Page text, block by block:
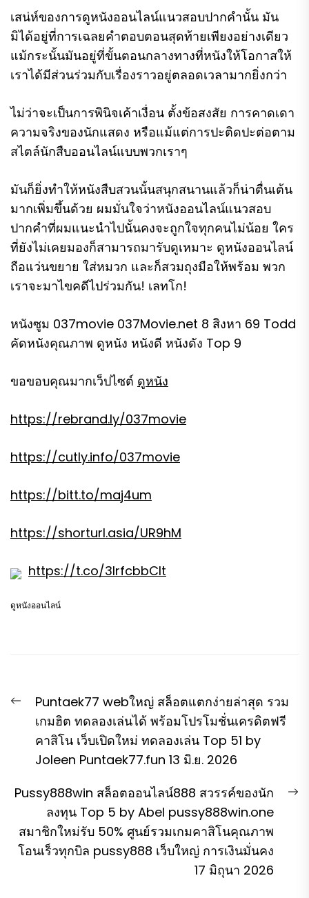
เสน่ห์ของการดูหนังออนไลน์แนวสอบปากคำนั้น มัน
มิได้อยู่ที่การเฉลยคำตอบตอนสุดท้ายเพียงอย่างเดียว
แม้กระนั้นมันอยู่ที่ขั้นตอนกลางทางที่หนังให้โอกาสให้
เราได้มีส่วนร่วมกับเรื่องราวอยู่ตลอดเวลามากยิ่งกว่า
ไม่ว่าจะเป็นการพินิจเค้าเงื่อน ตั้งข้อสงสัย การคาดเดา
ความจริงของนักแสดง หรือแม้แต่การปะติดปะต่อตาม
สไตล์นักสืบออนไลน์แบบพวกเราๆ
มันก็ยิ่งทำให้หนังสืบสวนนั้นสนุกสนานแล้วก็น่าตื่นเต้น
มากเพิ่มขึ้นด้วย ผมมั่นใจว่าหนังออนไลน์แนวสอบ
ปากคำที่ผมแนะนำไปนั้นคงจะถูกใจทุกคนไม่น้อย ใคร
ที่ยังไม่เคยมองก็สามารถมารับดูเหมาะ ดูหนังออนไลน์
ถือแว่นขยาย ใส่หมวก และก็สวมถุงมือให้พร้อม พวก
เราจะมาไขคดีไปร่วมกัน! เลทโก!
หนังซูม 037movie 037Movie.net 8 สิงหา 69 Todd
คัดหนังคุณภาพ ดูหนัง หนังดี หนังดัง Top 9
ขอขอบคุณมากเว็ปไซต์ ดูหนัง
https://rebrand.ly/037movie
https://cutly.info/037movie
https://bitt.to/maj4um
https://shorturl.asia/UR9hM
https://t.co/3IrfcbbClt
ดูหนังออนไลน์
เรื่อง
Previous
post:
Puntaek77 webใหญ่ สล็อตแตกง่ายล่าสุด รวม
เกมฮิต ทดลองเล่นได้ พร้อมโปรโมชั่นเครดิตฟรี
คาสิโน เว็บเปิดใหม่ ทดลองเล่น Top 51 by
Joleen Puntaek77.fun 13 มิ.ย. 2026
Pussy888win สล็อตออนไลน์888 สวรรค์ของนัก
ลงทุน Top 5 by Abel pussy888win.one
สมาชิกใหม่รับ 50% ศูนย์รวมเกมคาสิโนคุณภาพ
โอนเร็วทุกบิล pussy888 เว็บใหญ่ การเงินมั่นคง
17 มิถุนา 2026